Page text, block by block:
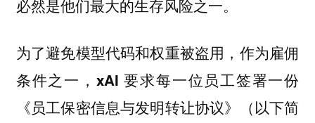
必然是他们最大的生存风险之一。
为了避免模型代码和权重被盗用， 作为雇佣
条件之一，xAI 要求每一位员工签署一份
《员工保密信息与发明转让协议》（以下简